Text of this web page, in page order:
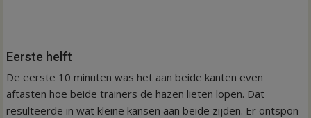
Eerste helft
De eerste 10 minuten was het aan beide kanten even
aftasten hoe beide trainers de hazen lieten lopen. Dat
resulteerde in wat kleine kansen aan beide zijden. Er ontspon